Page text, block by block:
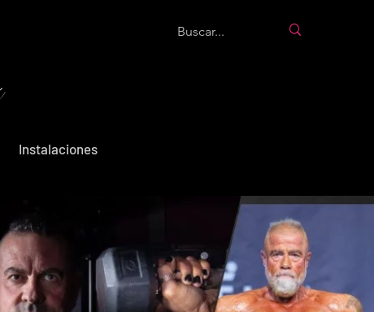
Instalaciones